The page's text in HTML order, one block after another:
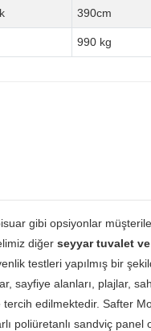
390cm
990 kg
gibi opsiyonlar
diğer seyyar tuvalet ve
testleri yapılmış bir
sayfiye alanları, plajlar,
tercih edilmektedir. Safter
poliüretanlı sandviç panel